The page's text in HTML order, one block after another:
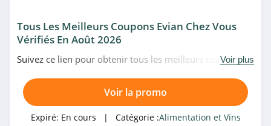
4.4
Evian Chez Vous
4.5
Catégories associées
Alimentation et Vins
Tous Les Meilleurs Coupons Evian Chez Vous
Vérifiés En Août 2026
Suivez ce lien pour obtenir tous les meilleurs codes
moment. Venez très vite!
Voir plus
Voir la promo
Expiré: En cours | Catégorie :Alimentation et Vins